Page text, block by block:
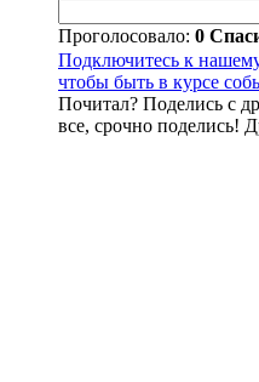
Проголосовало: 0
Подключитесь к
чтобы быть в курсе
Почитал? Поделись с
все, срочно поделись!